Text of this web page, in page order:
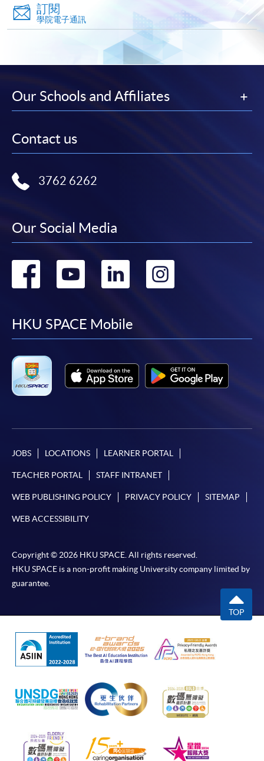
張港幣30元。請以劃線支票支付，抬頭註明「香
港大學專業進修學院」，並連同貼上郵票的回郵信
封及申請表交回本學院。補發的學費收據通常於課
程完結後寄出。
法、學生須知、報名中心及其他相關資訊，請登入
Summer School 網頁。
訂閱
學院電子通訊
Our Schools and Affiliates
Contact us
3762 6262
Our Social Media
Go
facebook
Go
youtube
Go
linkedin
Go
HKU SPACE Mobile
JOBS LOCATIONS LEARNER PORTAL
TEACHER PORTAL STAFF INTRANET
WEB PUBLISHING POLICY PRIVACY POLICY SITEMAP
WEB ACCESSIBILITY
Copyright © 2026 HKU SPACE. All rights reserved.
HKU SPACE is a non-profit making University company limited by
guarantee.
TOP